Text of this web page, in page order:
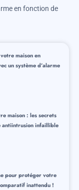
en fonction de
maison en
un système d’alarme
maison : les secrets
antiintrusion infaillible
pour protéger votre
inattendu !